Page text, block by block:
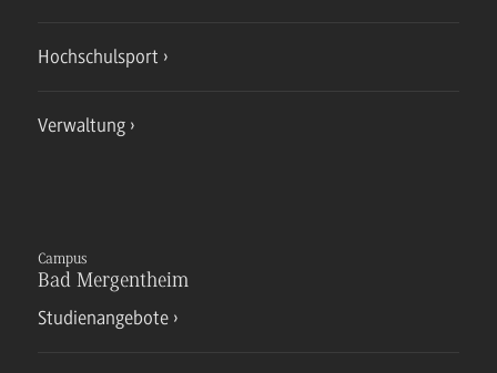
Hochschulsport
Verwaltung
Campus
Bad Mergentheim
Studienangebote